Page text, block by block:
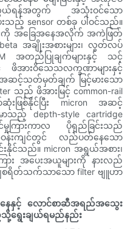
ယ်ရန်အတွက် အသုံးဝင်သော
ည့် sensor တစ်ခု ပါဝင်သည်။
းကို အခြေအနေအလိုက် အကဲဖြတ်
အချိုးအစားများ၊ လွတ်လပ်
အတည်ပြုချက်များနှင့် သင့်
အားဝိသေသလက္ခဏာများနှင့်
ဆင့်သတ်မှတ်ချက် မြင့်မားသော
သည် ဖိအားမြင့် common-rail
ဖြစ်နိုင်ပြီး micron အဆင့်
သည့် depth-style cartridge
ြားကာလ ပိုရှည်ခြင်းသည်
န်းကျင်တွင် လည်ပတ်နေသော
င်သည်။ micron အရွယ်အစား၊
ား အပေးအယူများကို နားလည်
စရိတ်သက်သာသော filter ဗျူဟာ
ေနှင့် လောင်စာဆီအရည်အသွေး
ရွေးချယ်ရမည်နည်း